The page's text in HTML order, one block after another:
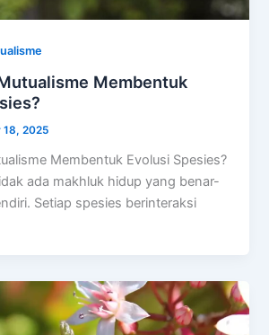
Membentuk
18, 2025
Membentuk Evolusi Spesies?
ada makhluk hidup yang benar-
Setiap spesies berinteraksi